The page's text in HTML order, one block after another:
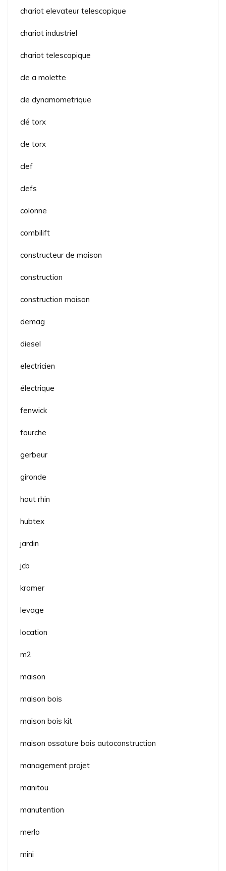
chariot elevateur telescopique
chariot industriel
chariot telescopique
cle a molette
cle dynamometrique
clé torx
cle torx
clef
clefs
colonne
combilift
constructeur de maison
construction
construction maison
demag
diesel
electricien
électrique
fenwick
fourche
gerbeur
gironde
haut rhin
hubtex
jardin
jcb
kromer
levage
location
m2
maison
maison bois
maison bois kit
maison ossature bois autoconstruction
management projet
manitou
manutention
merlo
mini